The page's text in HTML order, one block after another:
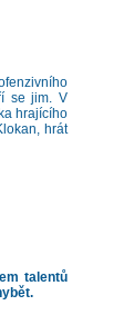
se jim. V
hrajícího
hrát
talentů